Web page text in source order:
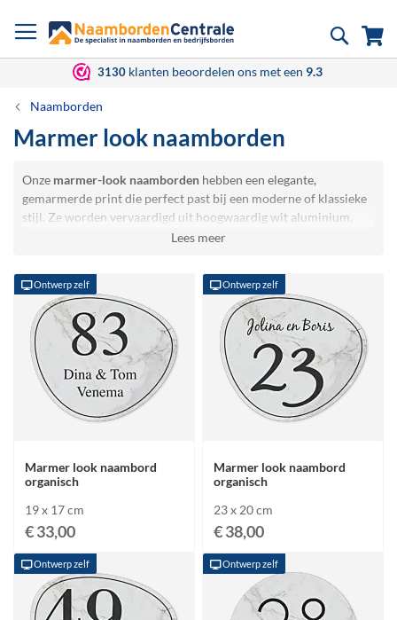
naar
Zoek
3130 klanten beoordelen ons met een 9.3
Naamborden
Marmer look naamborden
Onze marmer-look naamborden hebben een elegante,
gemarmerde print die perfect past bij een moderne of klassieke
stijl. Ze worden vervaardigd uit hoogwaardig wit aluminium,
wat zorgt voor een luxe uitstraling en lange levensduur.
waaronder stijlvolle organische contouren. Een
marmerlookis ideaal voor wie houdt van een bijzonder en
verfijnd ontwerp dat zowel binnen als buiten tot zijn recht komt.
Ontwerp zelf
Marmer look naambord
organisch
19 x 17 cm
€ 33,00
Ontwerp zelf
Marmer look naambord
organisch
23 x 20 cm
€ 38,00
Ontwerp zelf Ontwerp zelf